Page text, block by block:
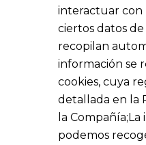
interactuar con
ciertos datos
recopilan
información se
cookies, cuya
detallada en la
la
podemos